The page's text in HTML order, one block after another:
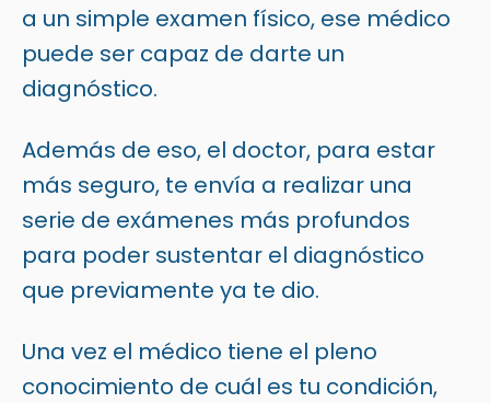
a un simple examen físico, ese médico
puede ser capaz de darte un
diagnóstico.
Además de eso, el doctor, para estar
más seguro, te envía a realizar una
serie de exámenes más profundos
para poder sustentar el diagnóstico
que previamente ya te dio.
Una vez el médico tiene el pleno
conocimiento de cuál es tu condición,